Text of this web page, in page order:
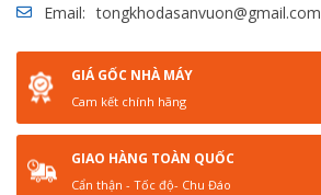
Email: tongkhodasanvuon@gmail.com
GIÁ GỐC NHÀ MÁY
Cam kết chính hãng
GIAO HÀNG TOÀN QUỐC
Cẩn thận - Tốc độ- Chu Đáo